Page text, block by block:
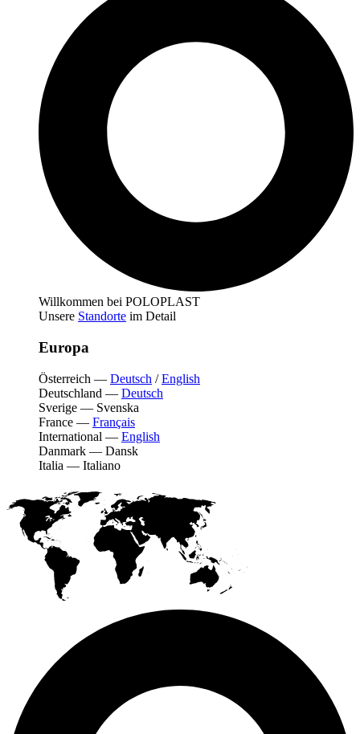
Willkommen bei POLOPLAST
Unsere Standorte im Detail
Europa
Österreich — Deutsch /English
Deutschland — Deutsch
Sverige — Svenska
France — Français
International — English
Danmark — Dansk
Italia — Italiano